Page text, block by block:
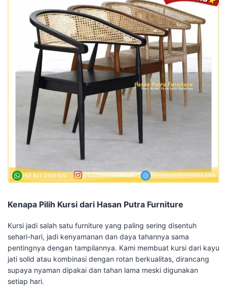
Kenapa Pilih Kursi dari Hasan Putra Furniture
Kursi jadi salah satu furniture yang paling sering disentuh
sehari-hari, jadi kenyamanan dan daya tahannya sama
pentingnya dengan tampilannya. Kami membuat kursi dari kayu
jati solid atau kombinasi dengan rotan berkualitas, dirancang
supaya nyaman dipakai dan tahan lama meski digunakan
setiap hari.